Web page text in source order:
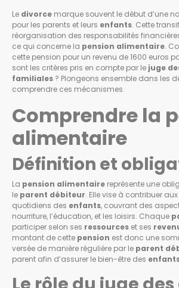
Le divorce marque souvent le début d’une
pour les parents et leurs enfants. Cette
réorganisation des responsabilités
ce qui concerne la pension alimentaire.
cette pension pour un revenu de 1600 euros
sont les critères pris en compte par le juge
familiales ? Plongeons ensemble dans les
comprendre ces mécanismes.
Comprendre la
alimentaire
Définition et
La pension alimentaire représente une
le parent débiteur. Elle vise à contribuer
quotidiens des enfants, couvrant des
nourriture, l’éducation, et les loisirs. Chaque
participer selon ses ressources et ses
montant de cette pension est donc une
versée de manière régulière par le parent
parent afin d’assurer le bien-être des